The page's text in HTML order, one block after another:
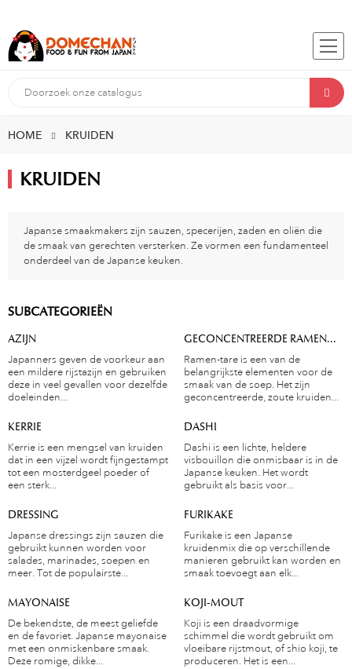
HOME KRUIDEN
KRUIDEN
Japanse smaakmakers zijn sauzen, specerijen, zaden en oliën die
de smaak van gerechten versterken. Ze vormen een fundamenteel
onderdeel van de Japanse keuken.
SUBCATEGORIEËN
AZIJN
Japanners geven de voorkeur aan
een mildere rijstazijn en gebruiken
deze in veel gevallen voor dezelfde
doeleinden...
GECONCENTREERDE RAMEN...
Ramen-tare is een van de
belangrijkste elementen voor de
smaak van de soep. Het zijn
geconcentreerde, zoute kruiden...
KERRIE
Kerrie is een mengsel van kruiden
dat in een vijzel wordt fijngestampt
tot een mosterdgeel poeder of
een sterk...
DASHI
Dashi is een lichte, heldere
visbouillon die onmisbaar is in de
Japanse keuken. Het wordt
gebruikt als basis voor...
DRESSING
Japanse dressings zijn sauzen die
gebruikt kunnen worden voor
salades, marinades, soepen en
meer. Tot de populairste...
FURIKAKE
Furikake is een Japanse
kruidenmix die op verschillende
manieren gebruikt kan worden en
smaak toevoegt aan elk...
MAYONAISE
De bekendste, de meest geliefde
en de favoriet. Japanse mayonaise
met een onmiskenbare smaak.
Deze romige, dikke...
KOJI-MOUT
Koji is een draadvormige
schimmel die wordt gebruikt om
vloeibare rijstmout, of shio koji, te
produceren. Het is een...